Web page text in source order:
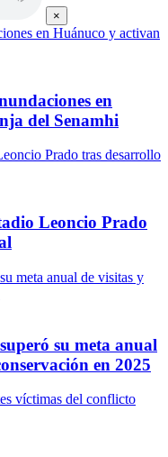
×
en
del Senamhi
Leoncio Prado
su meta anual
en 2025